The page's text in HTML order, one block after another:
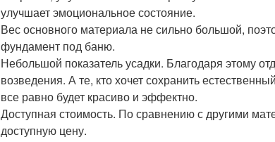
улучшает эмоциональное состояние.
Вес основного материала не сильно большой,
фундамент под баню.
Небольшой показатель усадки. Благодаря этому
возведения. А те, кто хочет сохранить
все равно будет красиво и эффектно.
Доступная стоимость. По сравнению с другими
доступную цену.